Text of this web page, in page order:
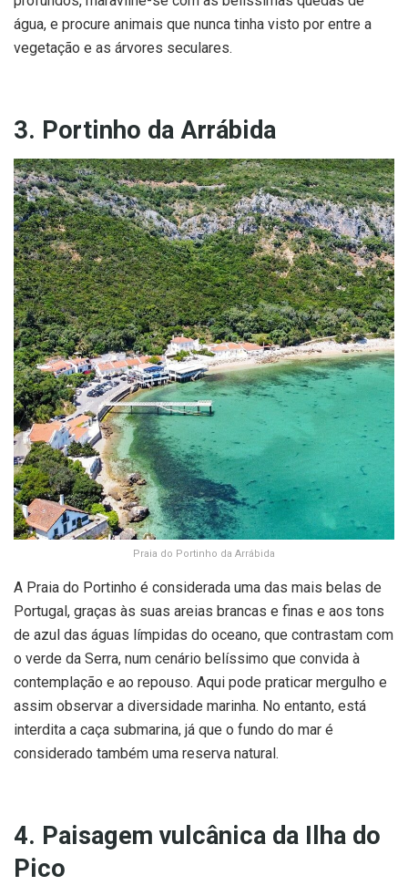
água, e procure animais que nunca tinha visto por entre a
vegetação e as árvores seculares.
3. Portinho da Arrábida
Praia do Portinho da Arrábida
A Praia do Portinho é considerada uma das mais belas de
Portugal, graças às suas areias brancas e finas e aos tons
de azul das águas límpidas do oceano, que contrastam com
o verde da Serra, num cenário belíssimo que convida à
contemplação e ao repouso. Aqui pode praticar mergulho e
assim observar a diversidade marinha. No entanto, está
interdita a caça submarina, já que o fundo do mar é
considerado também uma reserva natural.
4. Paisagem vulcânica da Ilha do
Pico